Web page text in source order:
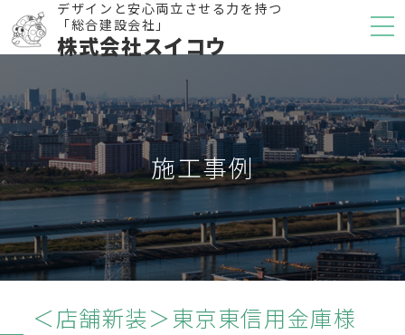
デザインと安心両立させる力を持つ
「総合建設会社」
株式会社スイコウ
施工事例
＜店舗新装＞東京東信用金庫様